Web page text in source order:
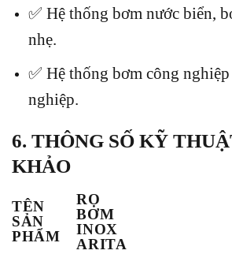
✅ Hệ thống bơm nước biển,
nhẹ.
✅ Hệ thống bơm công
nghiệp.
6. THÔNG SỐ KỸ
KHẢO
TÊN
SẢN
PHẨM
RỌ
BƠM
INOX
ARITA